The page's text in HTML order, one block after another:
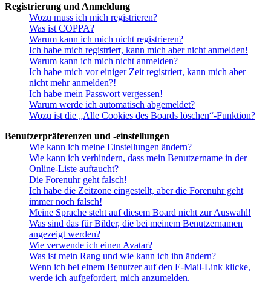
Registrierung und Anmeldung
Wozu muss ich mich registrieren?
Was ist COPPA?
Warum kann ich mich nicht registrieren?
Ich habe mich registriert, kann mich aber nicht anmelden!
Warum kann ich mich nicht anmelden?
Ich habe mich vor einiger Zeit registriert, kann mich aber
nicht mehr anmelden?!
Ich habe mein Passwort vergessen!
Warum werde ich automatisch abgemeldet?
Wozu ist die „Alle Cookies des Boards löschen“-Funktion?
Benutzerpräferenzen und -einstellungen
Wie kann ich meine Einstellungen ändern?
Wie kann ich verhindern, dass mein Benutzername in der
Online-Liste auftaucht?
Die Forenuhr geht falsch!
Ich habe die Zeitzone eingestellt, aber die Forenuhr geht
immer noch falsch!
Meine Sprache steht auf diesem Board nicht zur Auswahl!
Was sind das für Bilder, die bei meinem Benutzernamen
angezeigt werden?
Wie verwende ich einen Avatar?
Was ist mein Rang und wie kann ich ihn ändern?
Wenn ich bei einem Benutzer auf den E-Mail-Link klicke,
werde ich aufgefordert, mich anzumelden.